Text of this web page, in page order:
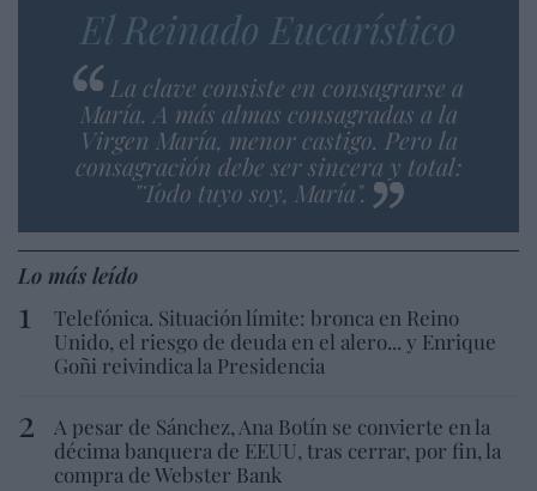
El Reinado Eucarístico
La clave consiste en consagrarse a
María. A más almas consagradas a la
Virgen María, menor castigo. Pero la
consagración debe ser sincera y total:
"Todo tuyo soy, María".
Lo más leído
Telefónica. Situación límite: bronca en Reino
Unido, el riesgo de deuda en el alero... y Enrique
Goñi reivindica la Presidencia
A pesar de Sánchez, Ana Botín se convierte en la
décima banquera de EEUU, tras cerrar, por fin, la
compra de Webster Bank